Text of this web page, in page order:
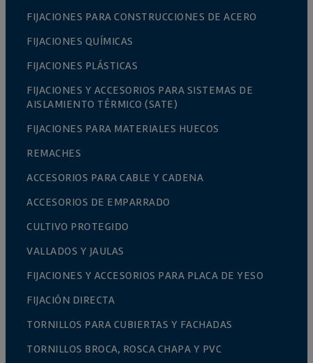
FIJACIONES PARA CONSTRUCCIONES DE ACERO
FIJACIONES QUÍMICAS
FIJACIONES PLÁSTICAS
FIJACIONES Y ACCESORIOS PARA SISTEMAS DE
AISLAMIENTO TÉRMICO (SATE)
FIJACIONES PARA MATERIALES HUECOS
REMACHES
ACCESORIOS PARA CABLE Y CADENA
ACCESORIOS DE EMPARRADO
CULTIVO PROTEGIDO
VALLADOS Y JAULAS
FIJACIONES Y ACCESORIOS PARA PLACA DE YESO
FIJACIÓN DIRECTA
TORNILLOS PARA CUBIERTAS Y FACHADAS
TORNILLOS BROCA, ROSCA CHAPA Y PVC